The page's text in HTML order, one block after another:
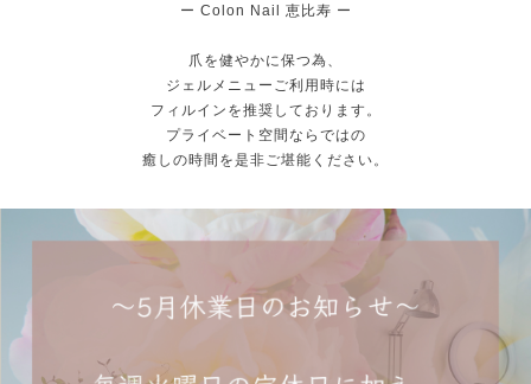
ー Colon Nail 恵比寿 ー
爪を健やかに保つ為、
ジェルメニューご利用時には
フィルインを推奨しております。
プライベート空間ならではの
癒しの時間を是非ご堪能ください。
New☆オプションフット「角質ケア」の